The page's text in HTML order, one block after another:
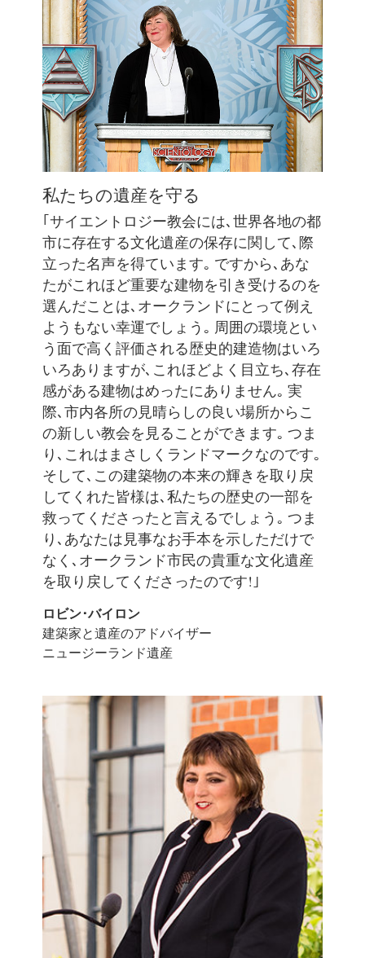
私たちの遺産を守る
｢サイエントロジー教会には､世界各地の都
市に存在する文化遺産の保存に関して､際
立った名声を得ています｡ ですから､あな
たがこれほど重要な建物を引き受けるのを
選んだことは､オークランドにとって例え
ようもない幸運でしょう｡ 周囲の環境とい
う面で高く評価される歴史的建造物はいろ
いろありますが､これほどよく目立ち､存在
感がある建物はめったにありません｡ 実
際､市内各所の見晴らしの良い場所からこ
の新しい教会を見ることができます｡ つま
り､これはまさしくランドマークなのです｡
そして､この建築物の本来の輝きを取り戻
してくれた皆様は､私たちの歴史の一部を
救ってくださったと言えるでしょう｡ つま
り､あなたは見事なお手本を示しただけで
なく､オークランド市民の貴重な文化遺産
を取り戻してくださったのです!｣
ロビン･バイロン
建築家と遺産のアドバイザー
ニュージーランド遺産